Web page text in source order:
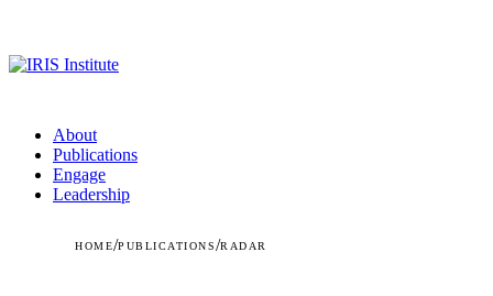
About
Publications
Engage
Leadership
HOME/PUBLICATIONS/RADAR